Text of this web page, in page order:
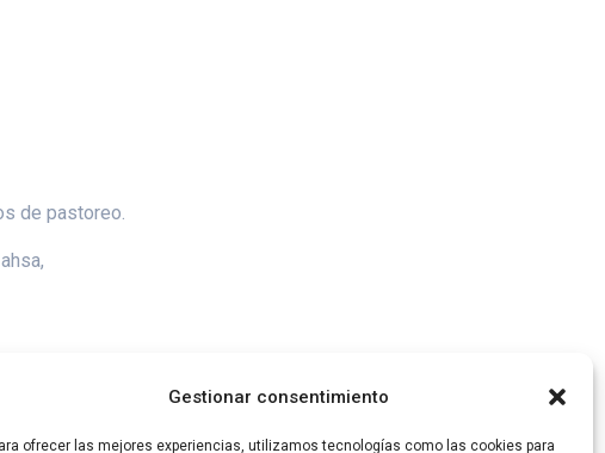
Gestionar consentimiento
ofrecer las mejores experiencias, utilizamos tecnologías como las cookies para
de pastoreo.